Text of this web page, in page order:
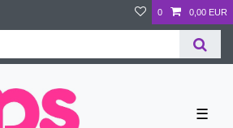
0 0,00 EUR
☰